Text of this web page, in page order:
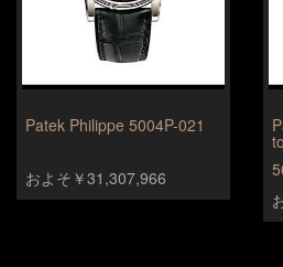
Patek Philippe 5004P-021
およそ￥31,307,966